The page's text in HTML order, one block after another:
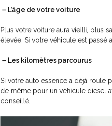
– L’âge de votre voiture
Plus votre voiture aura vieilli, plus
élevée. Si votre véhicule est passé
– Les kilomètres parcourus
Si votre auto essence a déjà roulé
de même pour un véhicule diesel
conseillé.